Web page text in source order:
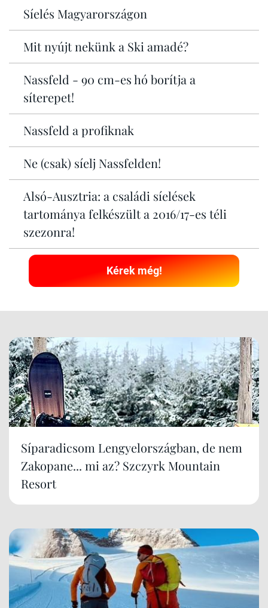
Síelés Magyarországon
Mit nyújt nekünk a Ski amadé?
Nassfeld - 90 cm-es hó borítja a
síterepet!
Nassfeld a profiknak
Ne (csak) síelj Nassfelden!
Alsó-Ausztria: a családi síelések
tartománya felkészült a 2016/17-es téli
szezonra!
Kérek még!
Síparadicsom Lengyelországban, de nem
Zakopane... mi az? Szczyrk Mountain
Resort